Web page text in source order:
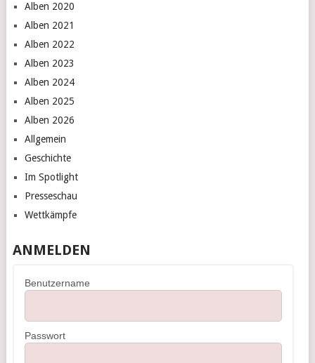
Alben 2020
Alben 2021
Alben 2022
Alben 2023
Alben 2024
Alben 2025
Alben 2026
Allgemein
Geschichte
Im Spotlight
Presseschau
Wettkämpfe
ANMELDEN
Benutzername
Passwort